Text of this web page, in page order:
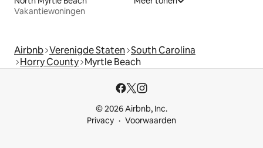
Vakantiewoningen
Airbnb Verenigde Staten South Carolina
Horry County Myrtle Beach
© 2026 Airbnb, Inc.
Privacy
Voorwaarden